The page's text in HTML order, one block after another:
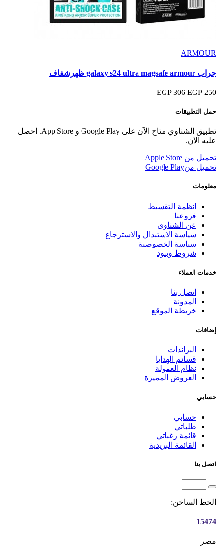
ARMOUR
جراب galaxy s24 ultra magsafe armour ظهرشفاف
250 EGP
306 EGP
حمل التطبيقات
تطبيق الشناوي متاح الآن على Google Play و App Store. احصل
عليه الآن.
تحميل من Apple Store
تحميل منGoogle Play
معلومات
انظمة التقسيط
فروعنا
عن الشناوى
سياسة الاستبدال والاسترجاع
سياسة الخصوصية
شروط وبنود
خدمات العملاء
اتصل بنا
المدونة
خريطة الموقع
إضافات
البراندات
قسائم الهدايا
نظام العمولة
العروض المميزة
حسابي
حسابي
طلباتي
قائمة رغباتي
القائمة البريدية
اتصل بنا
الخط الساخن:
15474
مصر